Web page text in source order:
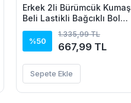
Erkek 2li Bürümcük Kumaş
Beli Lastikli Bağcıklı Bol
Paça Pantolon -
Beyaz/Vizon
%50
1.335,99 TL
667,99 TL
Sepete Ekle